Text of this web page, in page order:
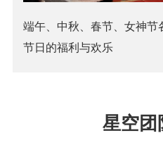
端午、中秋、春节、女神节
节日的福利与欢乐
星空团